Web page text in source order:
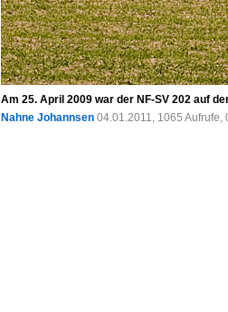
Am 25. April 2009 war der NF-SV 202 auf
Nahne Johannsen 04.01.2011, 1065 Aufrufe,